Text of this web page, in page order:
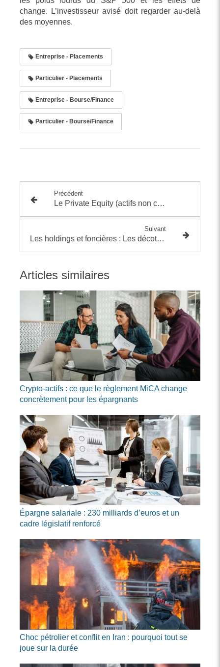
change. L’investisseur avisé doit regarder au-delà
des moyennes.
Entreprise - Placements
Particulier - Placements
Entreprise - Bourse/Finance
Particulier - Bourse/Finance
Précédent
Le Private Equity (actifs non cotés) est-il déjà au pied du mur ?
Suivant
Les holdings et foncières : Les décotes qui persistent malgré les marchés
Articles similaires
Crypto-actifs : ce que le règlement MiCA change
concrètement pour les épargnants
Épargne salariale : 230 milliards d’euros et un
cadre législatif renforcé
Choc pétrolier et conflit en Iran : pourquoi tout se
joue sur la durée